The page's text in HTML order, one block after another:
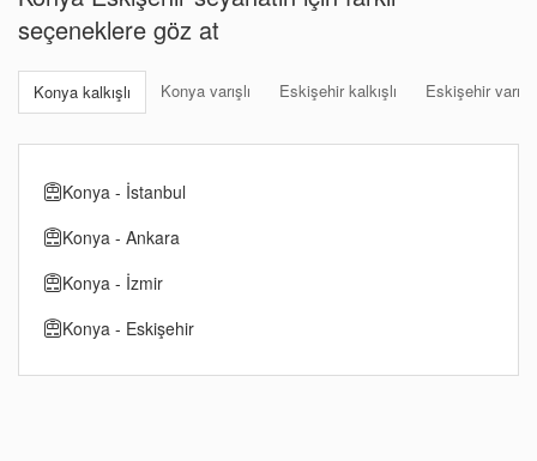
seçeneklere göz at
Konya kalkışlı Konya varışlı Eskişehir kalkışlı Eskişehir varışlı
Konya - İstanbul
Konya - Ankara
Konya - İzmir
Konya - Eskişehir